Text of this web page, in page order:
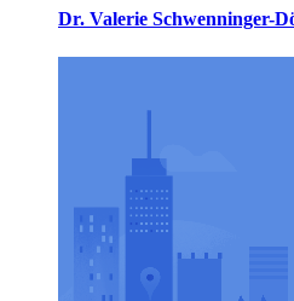
Dr. Valerie Schwenninger-